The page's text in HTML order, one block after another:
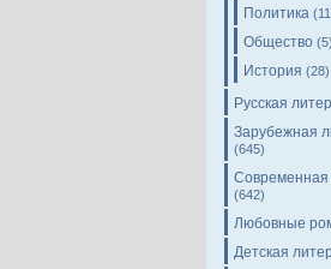
Политика
Общество (5)
История (28)
Русская
Зарубежная
(645)
Современная
(642)
Любовные
Детская